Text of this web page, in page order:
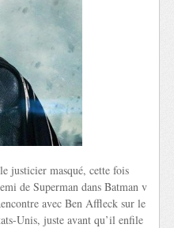
justicier masqué, cette fois
de Superman dans Batman v
avec Ben Affleck sur le
Unis, juste avant qu’il enfile